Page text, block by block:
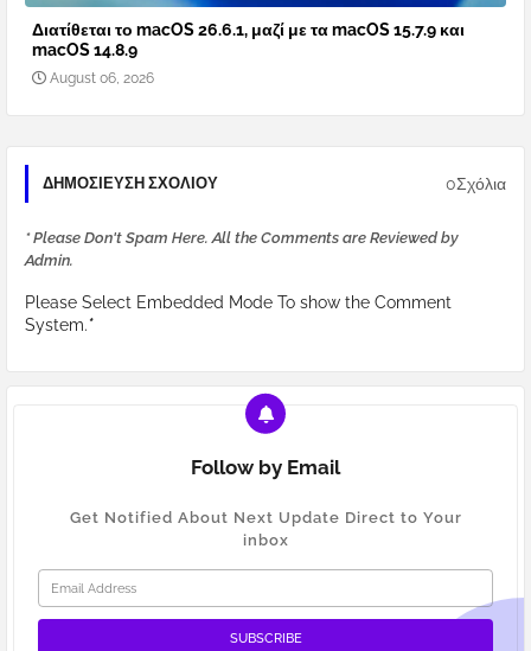
Διατίθεται το macOS 26.6.1, μαζί με τα macOS 15.7.9 και
macOS 14.8.9
August 06, 2026
ΔΗΜΟΣΊΕΥΣΗ ΣΧΟΛΊΟΥ 0Σχόλια
* Please Don't Spam Here. All the Comments are Reviewed by
Admin.
Please Select Embedded Mode To show the Comment
System.*
Follow by Email
Get Notified About Next Update Direct to Your
inbox